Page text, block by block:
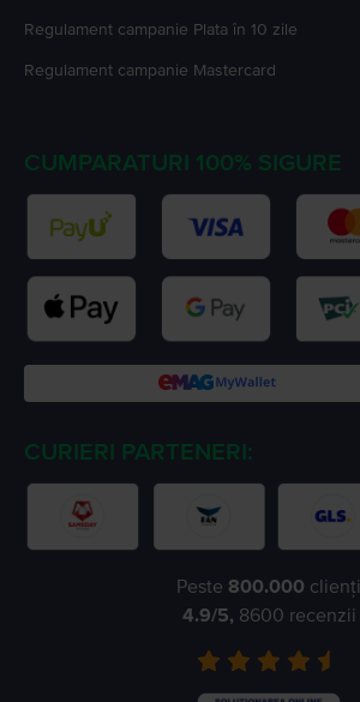
Regulament campanie Plata în 10 zile
Regulament campanie Mastercard
CUMPARATURI 100% SIGURE
CURIERI PARTENERI:
Peste 800.000 clienți
4.9/5, 8600 recenzii